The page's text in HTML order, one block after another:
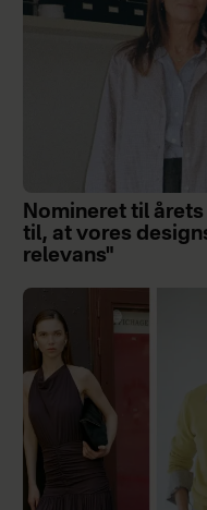
Nomineret til
til, at vores
relevans"